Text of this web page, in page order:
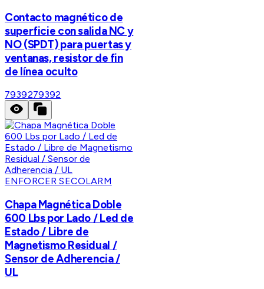
Contacto magnético de
superficie con salida NC y
NO (SPDT) para puertas y
ventanas, resistor de fin
de línea oculto
7939279392
ENFORCER SECOLARM
Chapa Magnética Doble
600 Lbs por Lado / Led de
Estado / Libre de
Magnetismo Residual /
Sensor de Adherencia /
UL